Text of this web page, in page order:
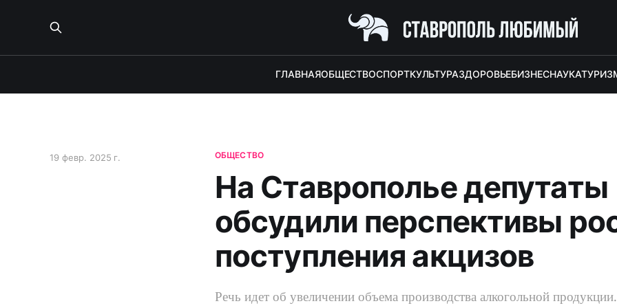
ГЛАВНАЯОБЩЕСТВОСПОРТКУЛЬТУРАЗДОРОВЬЕБИЗНЕСНАУКА
ОБЩЕСТВО
На Ставрополье депутаты
обсудили перспективы
поступления акцизов
19 февр. 2025 г.
Речь идет об увеличении объема производства алкогольной продукции.